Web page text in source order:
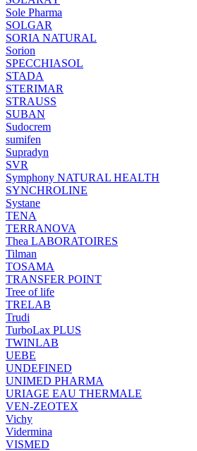
Sole Pharma
SOLGAR
SORIA NATURAL
Sorion
SPECCHIASOL
STADA
STERIMAR
STRAUSS
SUBAN
Sudocrem
sumifen
Supradyn
SVR
Symphony NATURAL HEALTH
SYNCHROLINE
Systane
TENA
TERRANOVA
Thea LABORATOIRES
Tilman
TOSAMA
TRANSFER POINT
Tree of life
TRELAB
Trudi
TurboLax PLUS
TWINLAB
UEBE
UNDEFINED
UNIMED PHARMA
URIAGE EAU THERMALE
VEN-ZEOTEX
Vichy
Vidermina
VISMED